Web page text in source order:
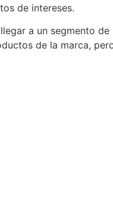
de intereses.
a un segmento
de la marca,